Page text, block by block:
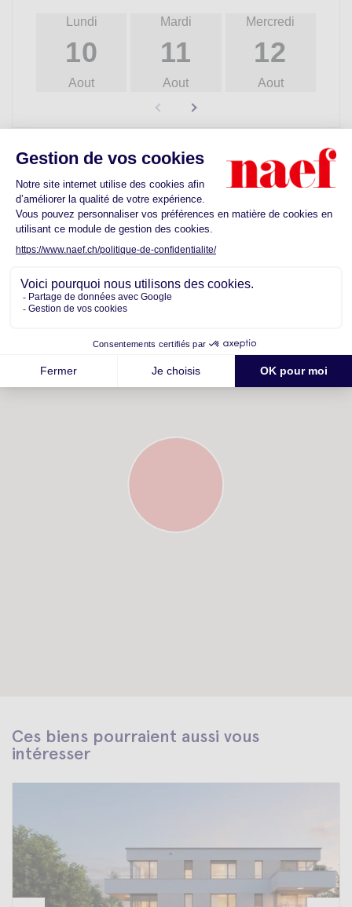
Lundi
10
Aout
Mardi
11
Aout
Mercredi
12
Aout
Découvrez les commodités proches de
votre futur quartier
Ecoles
Ces biens pourraient aussi vous
intéresser